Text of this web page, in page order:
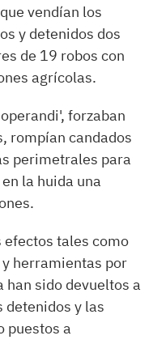
vendían los
y detenidos dos
de 19 robos con
agrícolas.
forzaban
rompían candados
perimetrales para
la huida una
efectos tales como
herramientas por
han sido devueltos a
y las
puestos a